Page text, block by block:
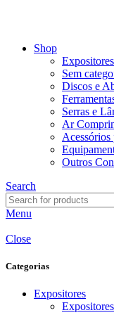
Shop
Sem
Discos e
Serras e
Ar
Acessórios
Outros
Search
Menu
Close
Categorias
Expositores